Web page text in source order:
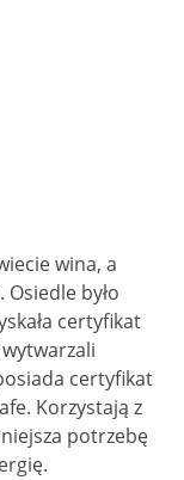
wina, a
było
certyfikat
certyfikat
Korzystają z
potrzebę